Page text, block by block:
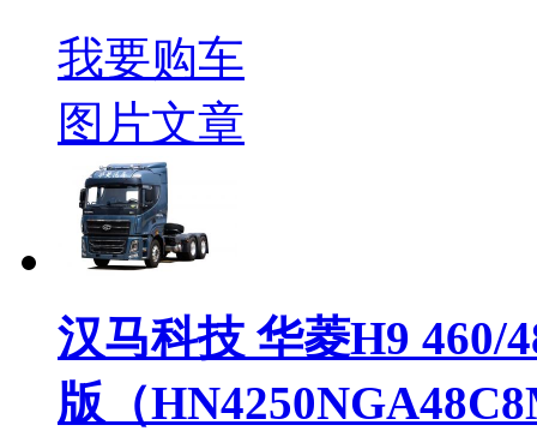
我要购车
图片文章
汉马科技 华菱H9 460/
版（